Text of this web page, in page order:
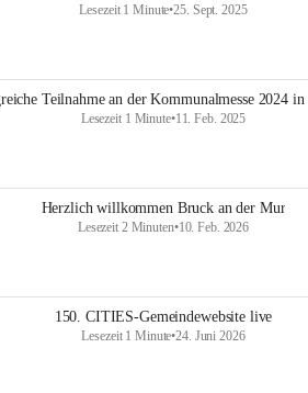
Lesezeit 1 Minute•25. Sept. 2025
Teilnahme an der Kommunalmesse 2024
Lesezeit 1 Minute•11. Feb. 2025
Herzlich willkommen Bruck an der Mur
Lesezeit 2 Minuten•10. Feb. 2026
150. CITIES-Gemeindewebsite live
Lesezeit 1 Minute•24. Juni 2026